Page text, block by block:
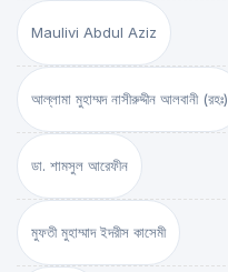
Maulivi Abdul Aziz
আল্লামা মুহাম্মদ নাসীরুদ্দীন আলবানী (রহঃ)
ডা. শামসুল আরেফীন
মুফতী মুহাম্মাদ ইদরীস কাসেমী